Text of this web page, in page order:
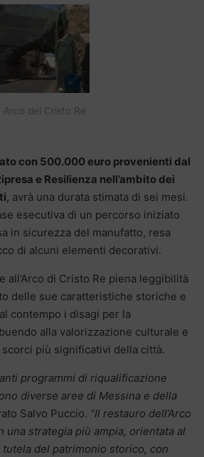
Arco del Cristo Re
con 500.000 euro provenienti dal
e Resilienza nell’ambito dei
, avrà una durata stimata di sei mesi.
esecutiva di un percorso iniziato
in sicurezza del manufatto, resa
di alcuni elementi decorativi.
all’Arco di Cristo Re piena leggibilità
delle sue caratteristiche storiche e
contempo i disagi per la
alla valorizzazione culturale e
più significativi della città.
programmi di riqualificazione
diverse aree di Messina e della
Salvo Puccio. “Il restauro dell’Arco
una strategia più ampia, orientata al
del patrimonio storico, con